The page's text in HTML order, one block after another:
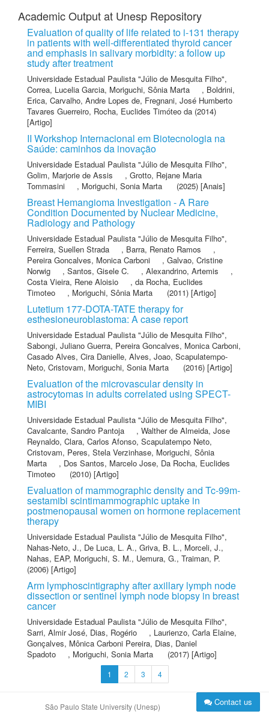
Academic Output at Unesp Repository
Evaluation of quality of life related to i-131 therapy
in patients with well-differentiated thyroid cancer
and emphasis in salivary morbidity: a follow up
study after treatment
Universidade Estadual Paulista "Júlio de Mesquita Filho",
Correa, Lucelia Garcia, Moriguchi, Sônia Marta , Boldrini,
Erica, Carvalho, Andre Lopes de, Fregnani, José Humberto
Tavares Guerreiro, Rocha, Euclides Timóteo da (2014)
[Artigo]
II Workshop Internacional em Biotecnologia na
Saúde: caminhos da inovação
Universidade Estadual Paulista "Júlio de Mesquita Filho",
Golim, Marjorie de Assis
, Grotto, Rejane Maria
Tommasini
, Moriguchi, Sonia Marta (2025) [Anais]
Breast Hemangioma Investigation - A Rare
Condition Documented by Nuclear Medicine,
Radiology and Pathology
Universidade Estadual Paulista "Júlio de Mesquita Filho",
Ferreira, Suellen Strada
, Barra, Renato Ramos
,
Pereira Goncalves, Monica Carboni
, Galvao, Cristine
Norwig
, Santos, Gisele C. , Alexandrino, Artemis
,
Costa Vieira, Rene Aloisio
, da Rocha, Euclides
Timoteo
, Moriguchi, Sônia Marta (2011) [Artigo]
Lutetium 177-DOTA-TATE therapy for
esthesioneuroblastoma: A case report
Universidade Estadual Paulista "Júlio de Mesquita Filho",
Sabongi, Juliano Guerra, Pereira Goncalves, Monica Carboni,
Casado Alves, Cira Danielle, Alves, Joao, Scapulatempo-
Neto, Cristovam, Moriguchi, Sonia Marta (2016) [Artigo]
Evaluation of the microvascular density in
astrocytomas in adults correlated using SPECT-
MIBI
Universidade Estadual Paulista "Júlio de Mesquita Filho",
Cavalcante, Sandro Pantoja
, Walther de Almeida, Jose
Reynaldo, Clara, Carlos Afonso, Scapulatempo Neto,
Cristovam, Peres, Stela Verzinhase, Moriguchi, Sônia
Marta
, Dos Santos, Marcelo Jose, Da Rocha, Euclides
Timoteo
(2010) [Artigo]
Evaluation of mammographic density and Tc-99m-
sestamibi scintimammographic uptake in
postmenopausal women on hormone replacement
therapy
Universidade Estadual Paulista "Júlio de Mesquita Filho",
Nahas-Neto, J., De Luca, L. A., Griva, B. L., Morceli, J.,
Nahas, EAP, Moriguchi, S. M., Uemura, G., Traiman, P.
(2006) [Artigo]
Arm lymphoscintigraphy after axillary lymph node
dissection or sentinel lymph node biopsy in breast
cancer
Universidade Estadual Paulista "Júlio de Mesquita Filho",
Sarri, Almir José, Dias, Rogério , Laurienzo, Carla Elaine,
Gonçalves, Mônica Carboni Pereira, Dias, Daniel
Spadoto
, Moriguchi, Sonia Marta (2017) [Artigo]
1 2 3 4
São Paulo State University (Unesp) Contact us